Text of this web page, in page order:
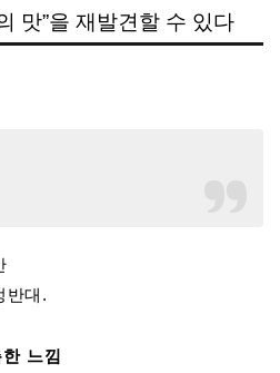
맛”을 재발견할 수 있다
반대.
느낌